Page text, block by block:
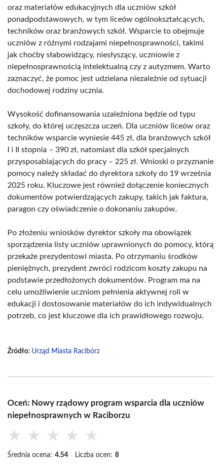
oraz materiałów edukacyjnych dla uczniów szkół
ponadpodstawowych, w tym liceów ogólnokształcących,
techników oraz branżowych szkół. Wsparcie to obejmuje
uczniów z różnymi rodzajami niepełnosprawności, takimi
jak choćby słabowidzący, niesłyszący, uczniowie z
niepełnosprawnością intelektualną czy z autyzmem. Warto
zaznaczyć, że pomoc jest udzielana niezależnie od sytuacji
dochodowej rodziny ucznia.
Wysokość dofinansowania uzależniona będzie od typu
szkoły, do której uczęszcza uczeń. Dla uczniów liceów oraz
techników wsparcie wyniesie 445 zł, dla branżowych szkół
I i II stopnia – 390 zł, natomiast dla szkół specjalnych
przysposabiających do pracy – 225 zł. Wnioski o przyznanie
pomocy należy składać do dyrektora szkoły do 19 września
2025 roku. Kluczowe jest również dołączenie koniecznych
dokumentów potwierdzających zakupy, takich jak faktura,
paragon czy oświadczenie o dokonaniu zakupów.
Po złożeniu wniosków dyrektor szkoły ma obowiązek
sporządzenia listy uczniów uprawnionych do pomocy, którą
przekaże prezydentowi miasta. Po otrzymaniu środków
pieniężnych, prezydent zwróci rodzicom koszty zakupu na
podstawie przedłożonych dokumentów. Program ma na
celu umożliwienie uczniom pełnienia aktywnej roli w
edukacji i dostosowanie materiałów do ich indywidualnych
potrzeb, co jest kluczowe dla ich prawidłowego rozwoju.
Źródło: Urząd Miasta Racibórz
Oceń: Nowy rządowy program wsparcia dla uczniów
niepełnosprawnych w Raciborzu
★ ★ ★ ★ ★
Średnia ocena: 4.54 Liczba ocen: 8